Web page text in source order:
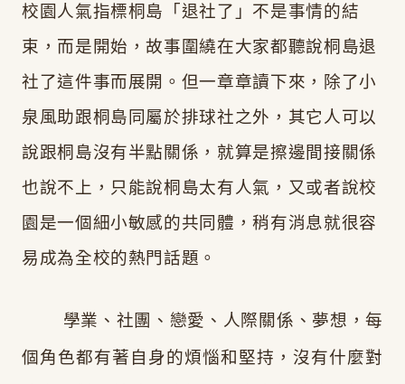
校園人氣指標桐島
「退社了」不是事情的結
束，而是開始，故事圍繞在大家都聽說桐島退
社了這件事而展開。但一章章讀下來，除了小
泉風助跟桐島同屬於排球社之外，其它人可以
說跟桐島沒有半點關係，就算是擦邊間接關係
也說不上，只能說桐島太有人氣，又或者說校
園是一個細小敏感的共同體，稍有消息就很容
易成為全校的熱門話題。
學業、社團、戀愛、人際關係、夢想，每
個角色都有著自身的煩惱和堅持，沒有什麼對